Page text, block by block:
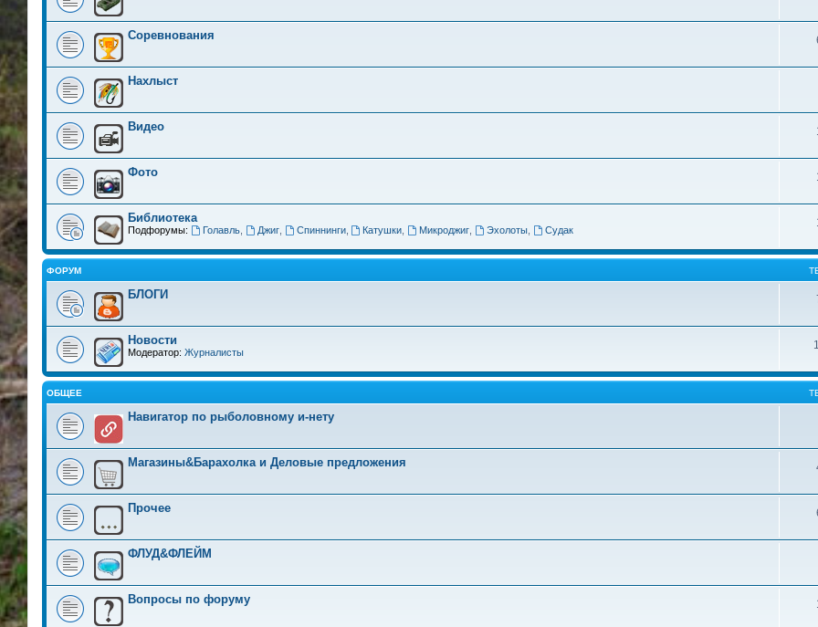
Соревнования
Нахлыст
Видео
Фото
Библиотека
Подфорумы: Голавль, Джиг, Спиннинги, Катушки Микроджиг Эхолоты Судак
ФОРУМ
БЛОГИ
Новости
Модератор: Журналисты
ОБЩЕЕ
Навигатор по рыболовному и-нету
Магазины&Барахолка и Деловые предложения
Прочее
ФЛУД&ФЛЕЙМ
Вопросы по форуму